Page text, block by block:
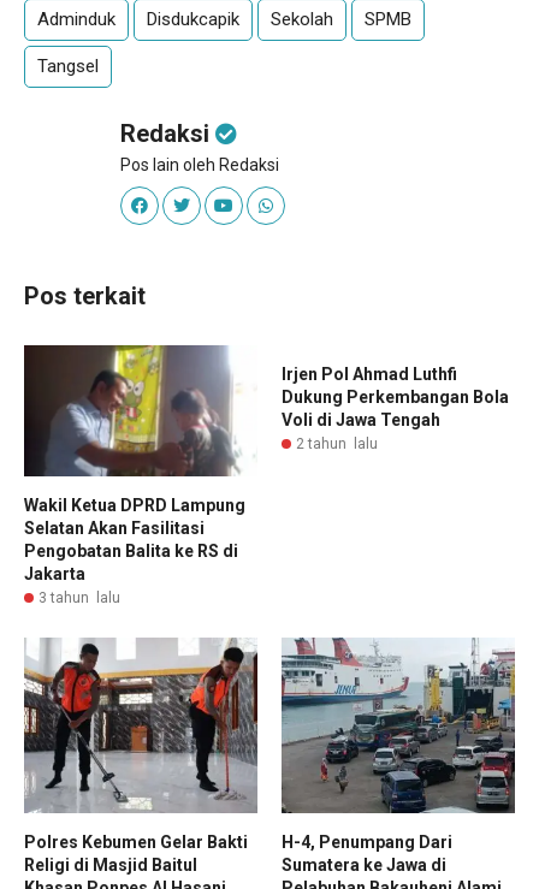
Adminduk Disdukcapik Sekolah SPMB
Tangsel
Redaksi
Pos lain oleh Redaksi
Pos terkait
Wakil Ketua DPRD Lampung
Selatan Akan Fasilitasi
Pengobatan Balita ke RS di
Jakarta
3 tahun lalu
Irjen Pol Ahmad Luthfi
Dukung Perkembangan Bola
Voli di Jawa Tengah
2 tahun lalu
Polres Kebumen Gelar Bakti
Religi di Masjid Baitul
H-4, Penumpang Dari
Sumatera ke Jawa di